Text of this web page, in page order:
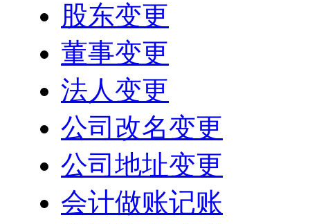
股东变更
董事变更
法人变更
公司改名变更
公司地址变更
会计做账记账